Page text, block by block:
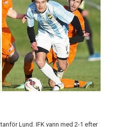
Lund. IFK vann med 2-1 efter